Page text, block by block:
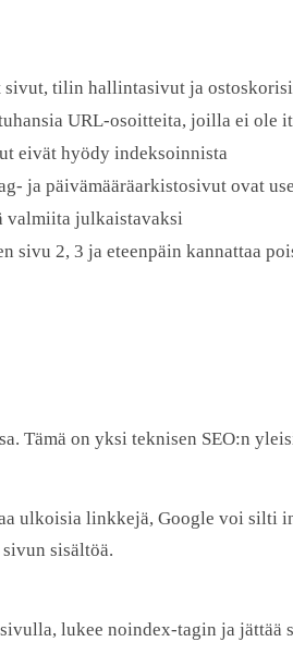
tilin hallintasivut ja
URL-osoitteita, joilla ei ole
eivät hyödy indeksoinnista
ja päivämääräarkistosivut ovat
valmiita julkaistavaksi
sivu 2, 3 ja eteenpäin kannattaa
Tämä on yksi teknisen SEO:n
ulkoisia linkkejä, Google voi silti
sisältöä.
lukee noindex-tagin ja jättää